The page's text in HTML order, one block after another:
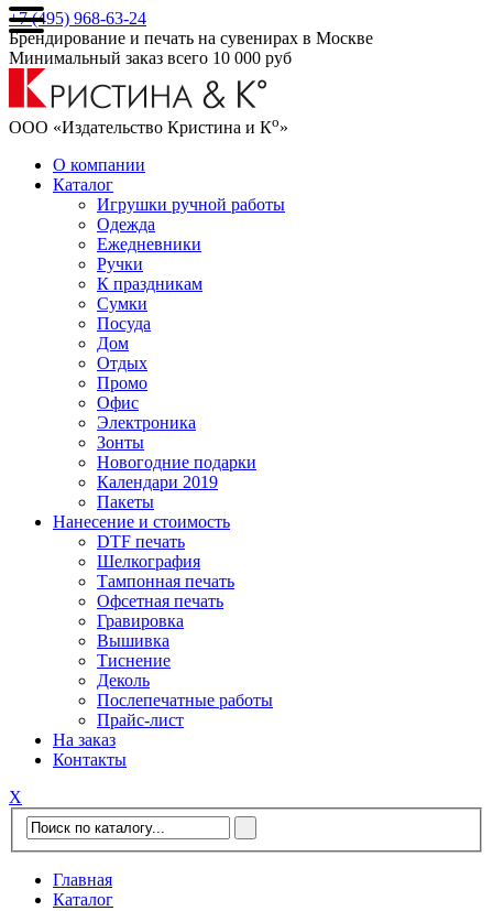
+7 (495) 968-63-24
Брендирование и печать на сувенирах в Москве
Минимальный заказ всего 10 000 руб
ООО «Издательство Кристина и Ко»
О компании
Каталог
Игрушки ручной работы
Одежда
Ежедневники
Ручки
К праздникам
Сумки
Посуда
Дом
Отдых
Промо
Офис
Электроника
Зонты
Новогодние подарки
Календари 2019
Пакеты
Нанесение и стоимость
DTF печать
Шелкография
Тампонная печать
Офсетная печать
Гравировка
Вышивка
Тиснение
Деколь
Послепечатные работы
Прайс-лист
На заказ
Контакты
Х
Главная
Каталог